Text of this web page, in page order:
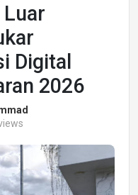
Digital
2026